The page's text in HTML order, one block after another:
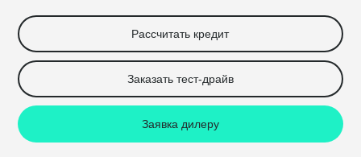
Заявка дилеру
Заказать тест-драйв
Рассчитать кредит